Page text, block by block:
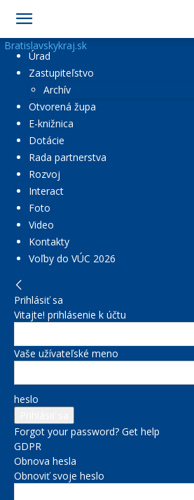
Bratislavskykraj.sk
Úrad
Zastupiteľstvo
Archív
Otvorená župa
E-knižnica
Dotácie
Rada partnerstva
Rozvoj
Interact
Foto
Video
Kontakty
Voľby do VÚC 2026
Prihlásiť sa
Vitajte! prihlásenie k účtu
Vaše užívateľské meno
heslo
Forgot your password? Get help
GDPR
Obnova hesla
Obnoviť svoje heslo